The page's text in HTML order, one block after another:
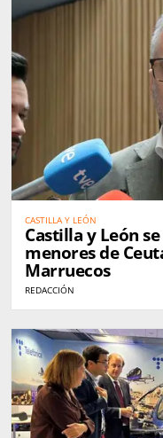
CASTILLA Y LEÓN
Castilla y León
menores de
Marruecos
REDACCIÓN